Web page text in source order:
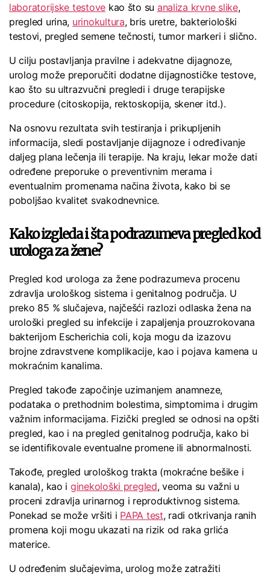
laboratorijske testove kao što su analiza krvne slike,
pregled urina, urinokultura, bris uretre, bakteriološki
testovi, pregled semene tečnosti, tumor markeri i slično.
U cilju postavljanja pravilne i adekvatne dijagnoze,
urolog može preporučiti dodatne dijagnostičke testove,
kao što su ultrazvučni pregledi i druge terapijske
procedure (citoskopija, rektoskopija, skener itd.).
Na osnovu rezultata svih testiranja i prikupljenih
informacija, sledi postavljanje dijagnoze i određivanje
daljeg plana lečenja ili terapije. Na kraju, lekar može dati
određene preporuke o preventivnim merama i
eventualnim promenama načina života, kako bi se
poboljšao kvalitet svakodnevnice.
Kako izgleda i šta podrazumeva pregled kod
urologa za žene?
Pregled kod urologa za žene podrazumeva procenu
zdravlja urološkog sistema i genitalnog područja. U
preko 85 % slučajeva, najčešći razlozi odlaska žena na
urološki pregled su infekcije i zapaljenja prouzrokovana
bakterijom Escherichia coli, koja mogu da izazovu
brojne zdravstvene komplikacije, kao i pojava kamena u
mokraćnim kanalima.
Pregled takođe započinje uzimanjem anamneze,
podataka o prethodnim bolestima, simptomima i drugim
važnim informacijama. Fizički pregled se odnosi na opšti
pregled, kao i na pregled genitalnog područja, kako bi
se identifikovale eventualne promene ili abnormalnosti.
Takođe, pregled urološkog trakta (mokraćne bešike i
kanala), kao i ginekološki pregled, veoma su važni u
proceni zdravlja urinarnog i reproduktivnog sistema.
Ponekad se može vršiti i PAPA test, radi otkrivanja ranih
promena koji mogu ukazati na rizik od raka grlića
materice.
U određenim slučajevima, urolog može zatražiti